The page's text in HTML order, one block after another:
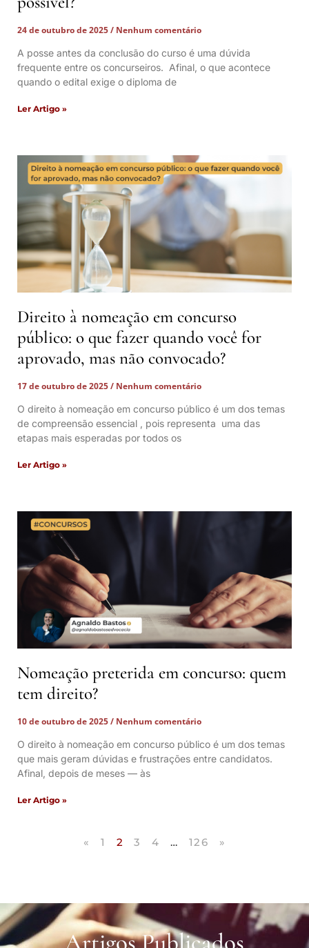
24 de outubro de 2025
Nenhum comentário
A posse antes da conclusão do curso é uma dúvida
frequente entre os concurseiros. Afinal, o que acontece
quando o edital exige o diploma de
Ler Artigo »
Direito à nomeação em concurso
público: o que fazer quando você for
aprovado, mas não convocado?
17 de outubro de 2025
Nenhum comentário
O direito à nomeação em concurso público é um dos temas
de compreensão essencial , pois representa uma das
etapas mais esperadas por todos os
Ler Artigo »
Nomeação preterida em concurso: quem
tem direito?
10 de outubro de 2025
Nenhum comentário
O direito à nomeação em concurso público é um dos temas
que mais geram dúvidas e frustrações entre candidatos.
Afinal, depois de meses — às
Ler Artigo »
« 1 2 3 4 … 126 »